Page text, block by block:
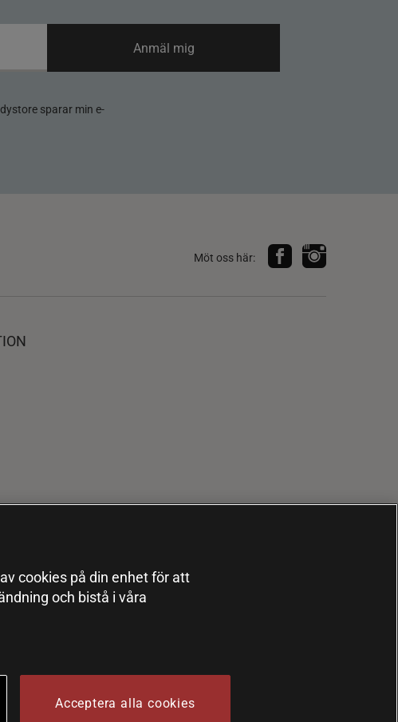
sparar min e-
Anmäl mig
Möt oss här:
cookies på din enhet för att
och bistå i våra
Acceptera alla cookies